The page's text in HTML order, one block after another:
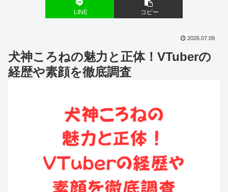
LINE コピー
2026.07.09
犬神ころねの魅力と正体！VTuberの
経歴や素顔を徹底調査